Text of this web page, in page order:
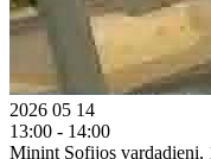
2026 05 14
13:00 - 14:00
Minint Sofijos vardadienį,